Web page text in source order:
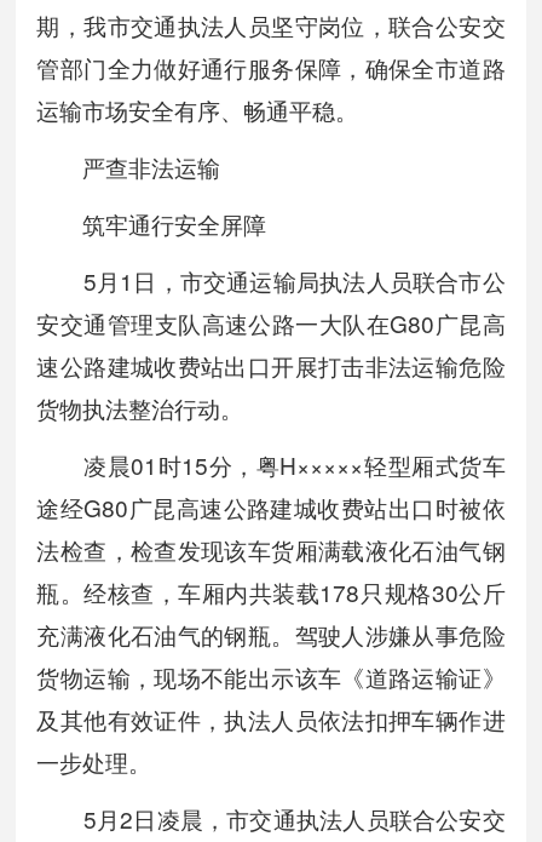
期，我市交通执法人员坚守岗位，联合公安交
管部门全力做好通行服务保障，确保全市道路
运输市场安全有序、畅通平稳。
严查非法运输
筑牢通行安全屏障
5月1日，市交通运输局执法人员联合市公
安交通管理支队高速公路一大队在G80广昆高
速公路建城收费站出口开展打击非法运输危险
货物执法整治行动。
凌晨01时15分，粤H×××××轻型厢式货车
途经G80广昆高速公路建城收费站出口时被依
法检查，检查发现该车货厢满载液化石油气钢
瓶。经核查，车厢内共装载178只规格30公斤
充满液化石油气的钢瓶。驾驶人涉嫌从事危险
货物运输，现场不能出示该车《道路运输证》
及其他有效证件，执法人员依法扣押车辆作进
一步处理。
5月2日凌晨，市交通执法人员联合公安交